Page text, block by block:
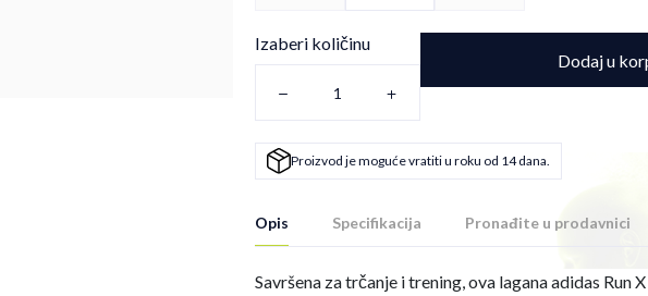
Izaberi količinu
Dodaj u
Proizvod je moguće vratiti u roku od 14 dana.
Opis Specifikacija Pronađite u prodavnici
Savršena za trčanje i trening, ova lagana adidas Run